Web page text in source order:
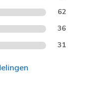
62
36
31